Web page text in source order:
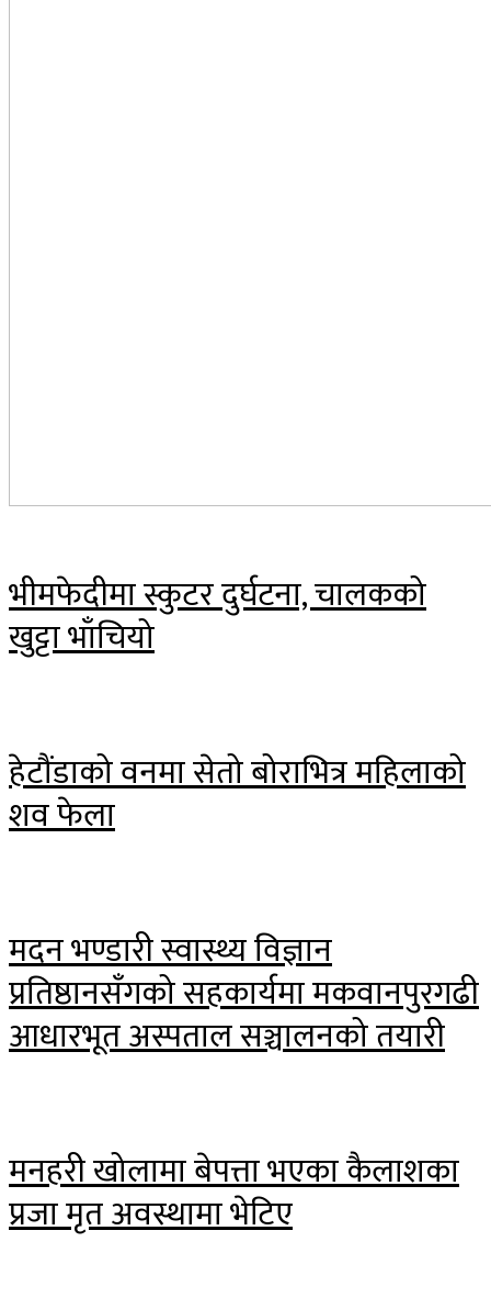
भीमफेदीमा स्कुटर दुर्घटना, चालकको
खुट्टा भाँचियो
हेटौंडाको वनमा सेतो बोराभित्र महिलाको
शव फेला
मदन भण्डारी स्वास्थ्य विज्ञान
प्रतिष्ठानसँगको सहकार्यमा मकवानपुरगढी
आधारभूत अस्पताल सञ्चालनको तयारी
मनहरी खोलामा बेपत्ता भएका कैलाशका
प्रजा मृत अवस्थामा भेटिए